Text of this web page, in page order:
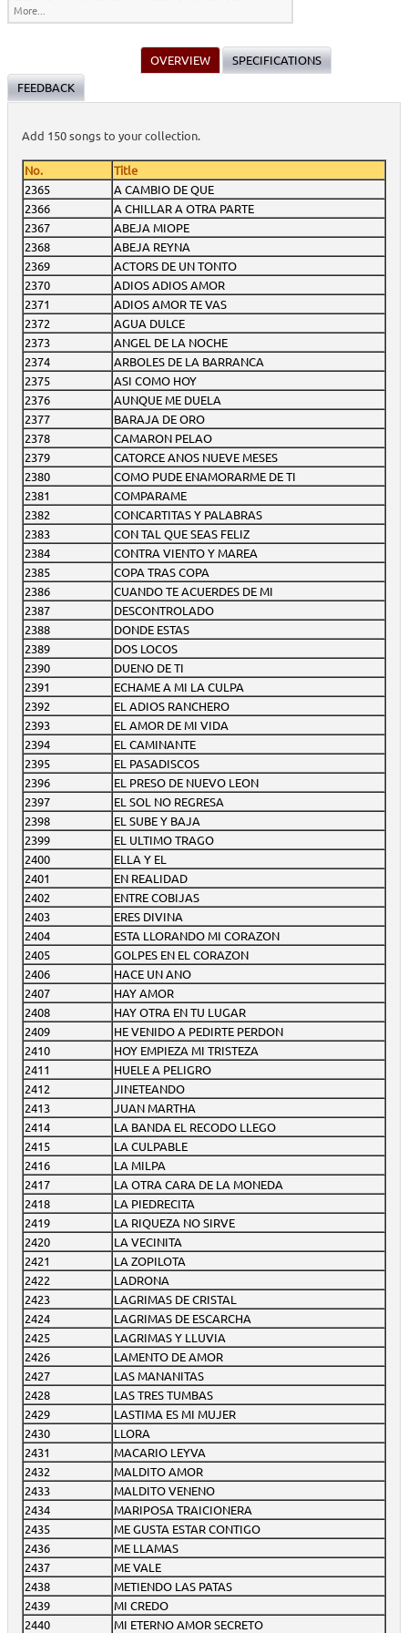
More...
OVERVIEW
SPECIFICATIONS
FEEDBACK
Add 150 songs to your collection.
No.
Title
2365
A CAMBIO DE QUE
2366
A CHILLAR A OTRA PARTE
2367
ABEJA MIOPE
2368
ABEJA REYNA
2369
ACTORS DE UN TONTO
2370
ADIOS ADIOS AMOR
2371
ADIOS AMOR TE VAS
2372
AGUA DULCE
2373
ANGEL DE LA NOCHE
2374
ARBOLES DE LA BARRANCA
2375
ASI COMO HOY
2376
AUNQUE ME DUELA
2377
BARAJA DE ORO
2378
CAMARON PELAO
2379
CATORCE ANOS NUEVE MESES
2380
COMO PUDE ENAMORARME DE TI
2381
COMPARAME
2382
CONCARTITAS Y PALABRAS
2383
CON TAL QUE SEAS FELIZ
2384
CONTRA VIENTO Y MAREA
2385
COPA TRAS COPA
2386
CUANDO TE ACUERDES DE MI
2387
DESCONTROLADO
2388
DONDE ESTAS
2389
DOS LOCOS
2390
DUENO DE TI
2391
ECHAME A MI LA CULPA
2392
EL ADIOS RANCHERO
2393
EL AMOR DE MI VIDA
2394
EL CAMINANTE
2395
EL PASADISCOS
2396
EL PRESO DE NUEVO LEON
2397
EL SOL NO REGRESA
2398
EL SUBE Y BAJA
2399
EL ULTIMO TRAGO
2400
ELLA Y EL
2401
EN REALIDAD
2402
ENTRE COBIJAS
2403
ERES DIVINA
2404
ESTA LLORANDO MI CORAZON
2405
GOLPES EN EL CORAZON
2406
HACE UN ANO
2407
HAY AMOR
2408
HAY OTRA EN TU LUGAR
2409
HE VENIDO A PEDIRTE PERDON
2410
HOY EMPIEZA MI TRISTEZA
2411
HUELE A PELIGRO
2412
JINETEANDO
2413
JUAN MARTHA
2414
LA BANDA EL RECODO LLEGO
2415
LA CULPABLE
2416
LA MILPA
2417
LA OTRA CARA DE LA MONEDA
2418
LA PIEDRECITA
2419
LA RIQUEZA NO SIRVE
2420
LA VECINITA
2421
LA ZOPILOTA
2422
LADRONA
2423
LAGRIMAS DE CRISTAL
2424
LAGRIMAS DE ESCARCHA
2425
LAGRIMAS Y LLUVIA
2426
LAMENTO DE AMOR
2427
LAS MANANITAS
2428
LAS TRES TUMBAS
2429
LASTIMA ES MI MUJER
2430
LLORA
2431
MACARIO LEYVA
2432
MALDITO AMOR
2433
MALDITO VENENO
2434
MARIPOSA TRAICIONERA
2435
ME GUSTA ESTAR CONTIGO
2436
ME LLAMAS
2437
ME VALE
2438
METIENDO LAS PATAS
2439
MI CREDO
2440
MI ETERNO AMOR SECRETO